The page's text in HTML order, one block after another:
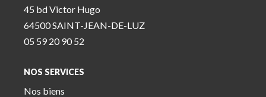
45 bd Victor Hugo
64500 SAINT-JEAN-DE-LUZ
05 59 20 90 52
NOS SERVICES
Nos biens